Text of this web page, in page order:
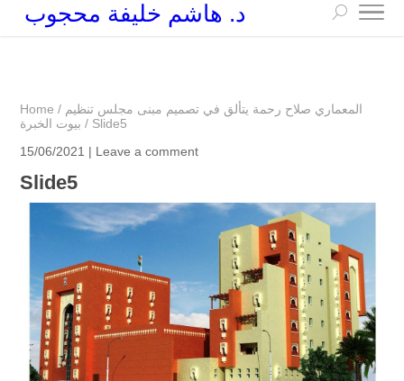
د. هاشم خليفة محجوب
Home / المعماري صلاح رحمة يتألق في تصميم مبنى مجلس تنظيم
بيوت الخبرة / Slide5
15/06/2021 | Leave a comment
Slide5